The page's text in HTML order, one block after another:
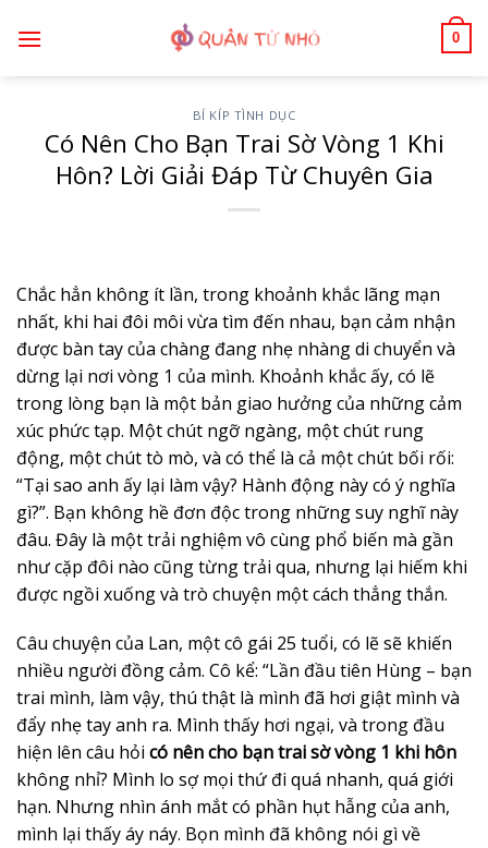
qua
0
BÍ KÍP TÌNH DỤC
Có Nên Cho Bạn Trai Sờ Vòng 1 Khi
Hôn? Lời Giải Đáp Từ Chuyên Gia
Chắc hẳn không ít lần, trong khoảnh khắc lãng mạn
nhất, khi hai đôi môi vừa tìm đến nhau, bạn cảm nhận
được bàn tay của chàng đang nhẹ nhàng di chuyển và
dừng lại nơi vòng 1 của mình. Khoảnh khắc ấy, có lẽ
trong lòng bạn là một bản giao hưởng của những cảm
xúc phức tạp. Một chút ngỡ ngàng, một chút rung
động, một chút tò mò, và có thể là cả một chút bối rối:
“Tại sao anh ấy lại làm vậy? Hành động này có ý nghĩa
gì?”. Bạn không hề đơn độc trong những suy nghĩ này
đâu. Đây là một trải nghiệm vô cùng phổ biến mà gần
như cặp đôi nào cũng từng trải qua, nhưng lại hiếm khi
được ngồi xuống và trò chuyện một cách thẳng thắn.
Câu chuyện của Lan, một cô gái 25 tuổi, có lẽ sẽ khiến
nhiều người đồng cảm. Cô kể: “Lần đầu tiên Hùng – bạn
trai mình, làm vậy, thú thật là mình đã hơi giật mình và
đẩy nhẹ tay anh ra. Mình thấy hơi ngại, và trong đầu
hiện lên câu hỏi có nên cho bạn trai sờ vòng 1 khi hôn
không nhỉ? Mình lo sợ mọi thứ đi quá nhanh, quá giới
hạn. Nhưng nhìn ánh mắt có phần hụt hẫng của anh,
mình lại thấy áy náy. Bọn mình đã không nói gì về